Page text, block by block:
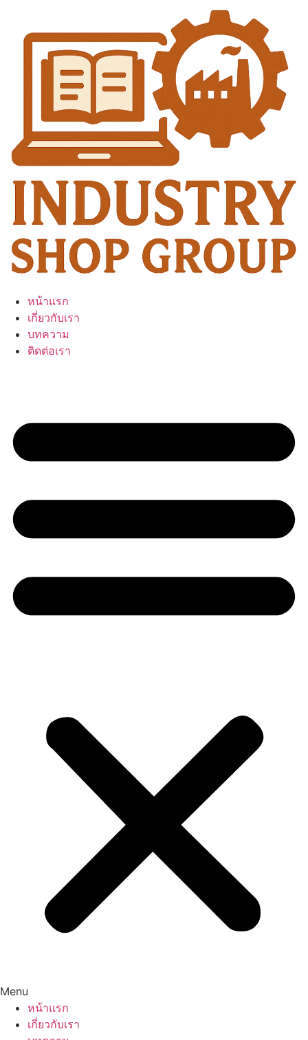
content
หน้าแรก
เกี่ยวกับเรา
บทความ
ติดต่อเรา
Menu
หน้าแรก
เกี่ยวกับเรา